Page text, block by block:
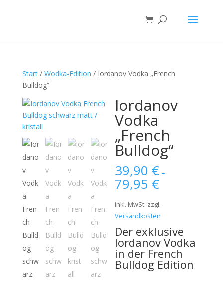
Start/ Wodka-Edition / Iordanov Vodka „French
Bulldog“
Iordanov
Vodka
„French
Bulldog“
39,90 € –
79,95 €
inkl. MwSt. zzgl.
Versandkosten
Der exklusive
Iordanov Vodka
in der French
Bulldog Edition